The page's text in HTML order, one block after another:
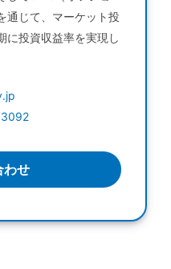
通じて、マーケット投
に投資収益率を実現し
3092
わせ